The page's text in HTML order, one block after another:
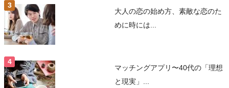
大人の恋の始め方、素敵な恋のた
めに時には...
マッチングアプリ〜40代の「理想
と現実」...